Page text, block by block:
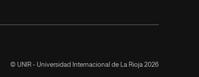
© UNIR - Universidad Internacional de La Rioja 2026